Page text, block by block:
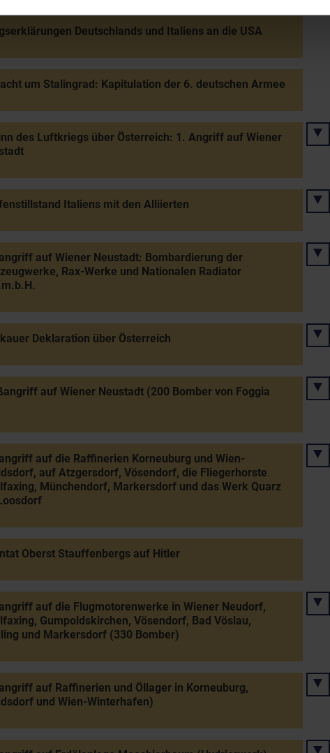
Deutschlands und Italiens an die USA
um Stalingrad: Kapitulation der 6. deutschen Armee
des Luftkriegs über Österreich: 1. Angriff auf Wiener
Italiens mit den Alliierten
auf Wiener Neustadt: Bombardierung der
Rax-Werke und Nationalen Radiator
Deklaration über Österreich
auf Wiener Neustadt (200 Bomber von Foggia
auf die Raffinerien Korneuburg und Wien-
auf Atzgersdorf, Vösendorf, die Fliegerhorste
Münchendorf, Markersdorf und das Werk Quarz
Oberst Stauffenbergs auf Hitler
auf die Flugmotorenwerke in Wiener Neudorf,
Gumpoldskirchen, Vösendorf, Bad Vöslau,
und Markersdorf (330 Bomber)
auf Raffinerien und Öllager in Korneuburg,
und Wien-Winterhafen)